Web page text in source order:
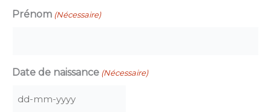
Prénom (Nécessaire)
Date de naissance (Nécessaire)
DD